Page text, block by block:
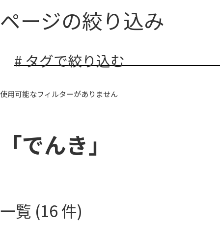
ページの絞り込み
# タグで絞り込む
使用可能なフィルターがありません
「でんき」
一覧 (16 件)